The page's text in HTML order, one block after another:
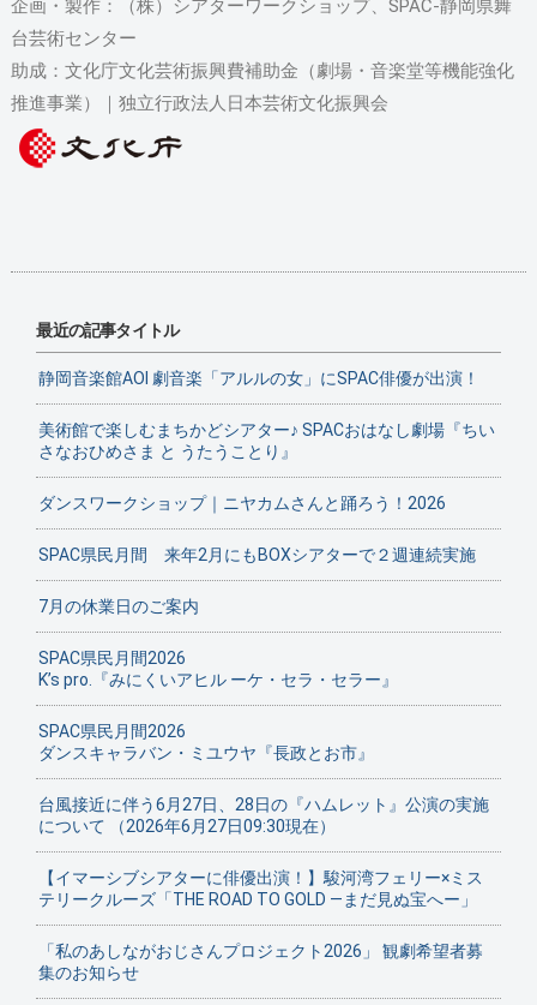
企画・製作：（株）シアターワークショップ、SPAC‐静岡県舞
台芸術センター
助成：文化庁文化芸術振興費補助金（劇場・音楽堂等機能強化
推進事業）｜独立行政法人日本芸術文化振興会
最近の記事タイトル
静岡音楽館AOI 劇音楽「アルルの女」にSPAC俳優が出演！
美術館で楽しむまちかどシアター♪ SPACおはなし劇場『ちい
さなおひめさま と うたうことり』
ダンスワークショップ｜ニヤカムさんと踊ろう！2026
SPAC県民月間 来年2月にもBOXシアターで２週連続実施
7月の休業日のご案内
SPAC県民月間2026
K’s pro.『みにくいアヒル ーケ・セラ・セラー』
SPAC県民月間2026
ダンスキャラバン・ミユウヤ『長政とお市』
台風接近に伴う6月27日、28日の『ハムレット』公演の実施
について （2026年6月27日09:30現在）
【イマーシブシアターに俳優出演！】駿河湾フェリー×ミス
テリークルーズ「THE ROAD TO GOLD ―まだ見ぬ宝へー」
「私のあしながおじさんプロジェクト2026」 観劇希望者募
集のお知らせ